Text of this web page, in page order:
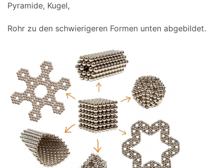
Pyramide, Kugel,
Rohr zu den schwierigeren Formen unten abgebildet.